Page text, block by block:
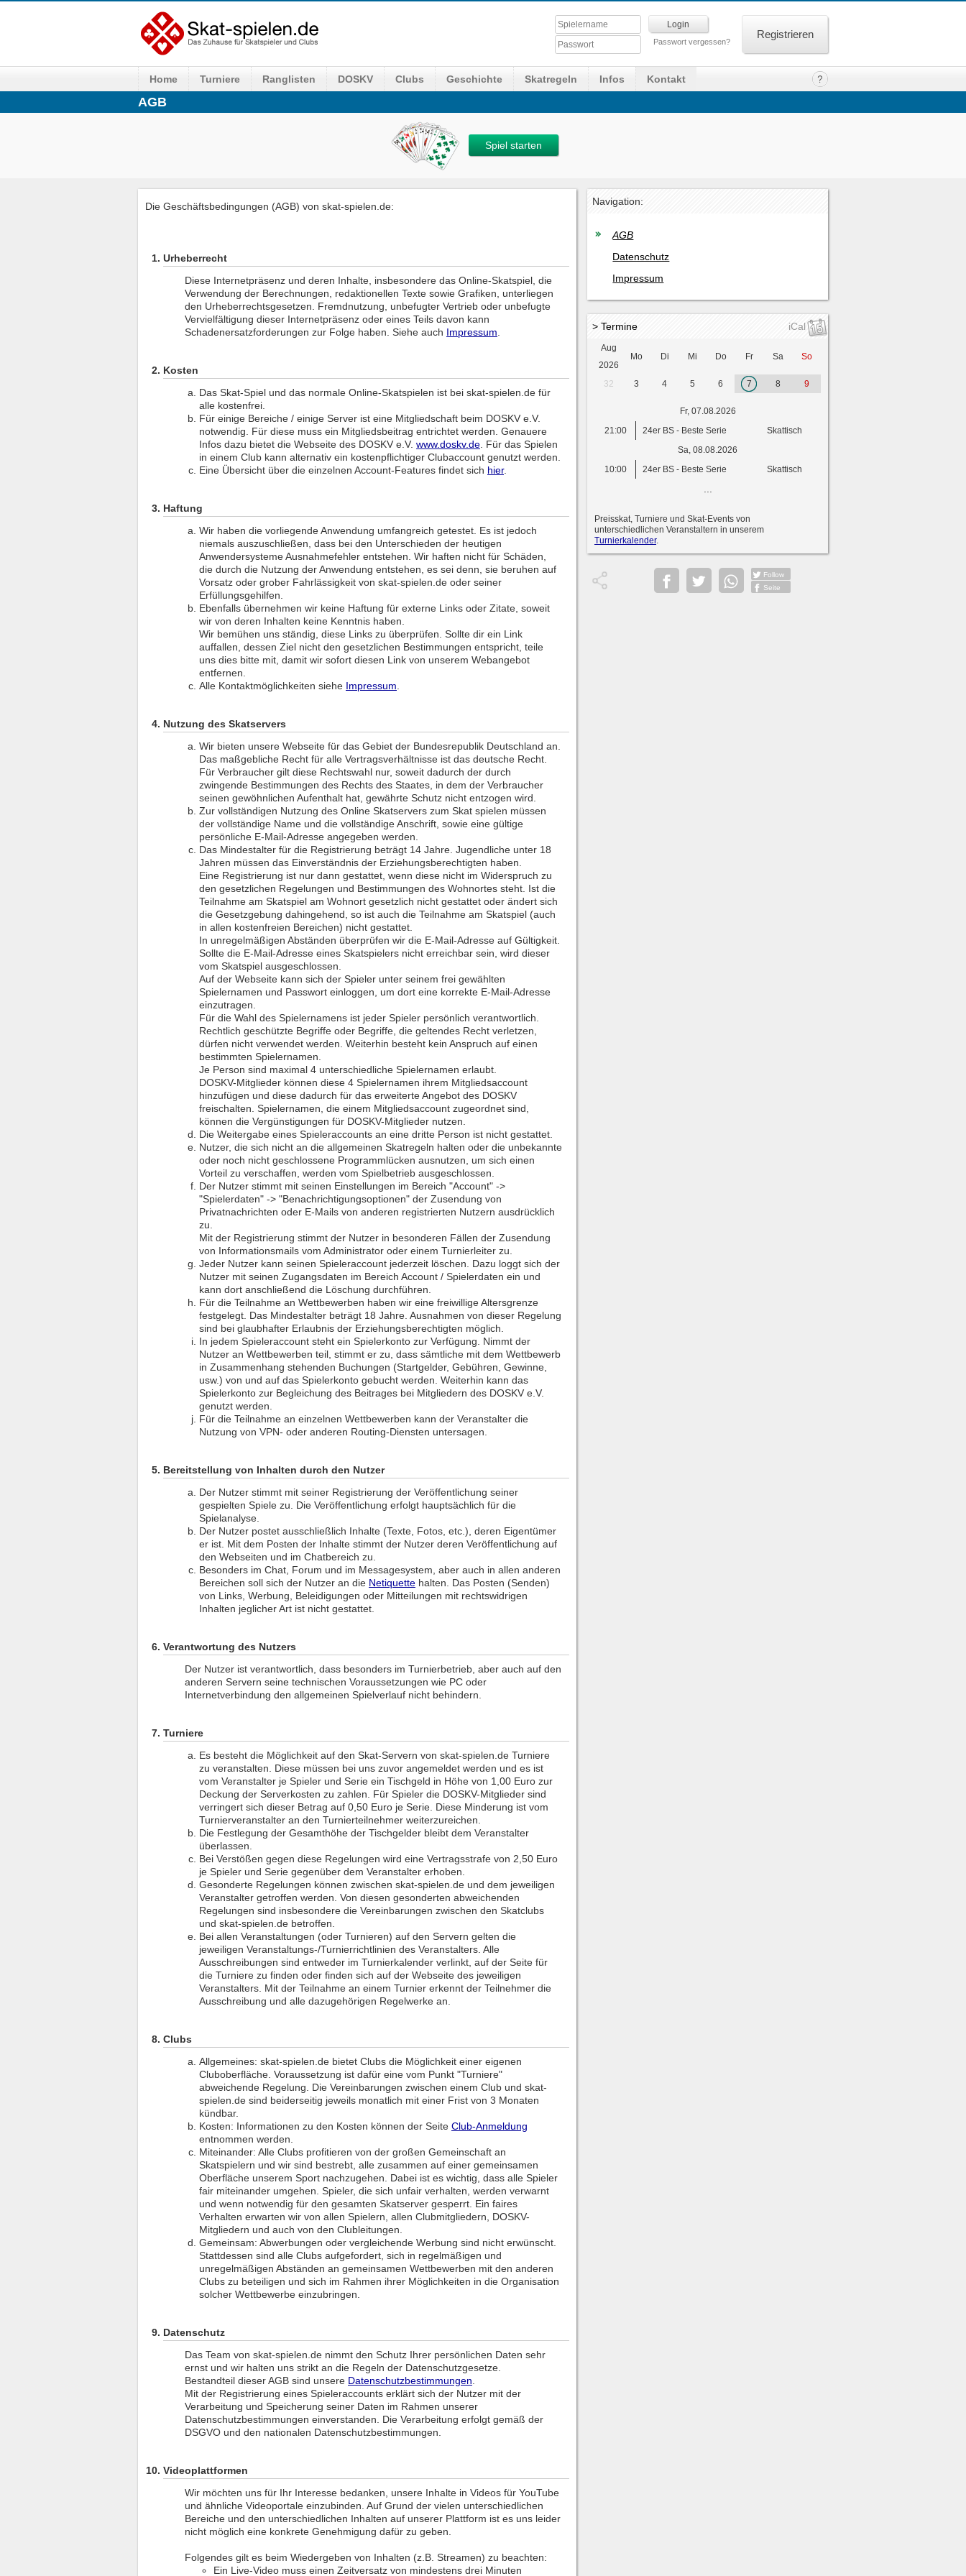
Passwort vergessen?
Registrieren
Home Turniere Ranglisten DOSKV Clubs Geschichte Skatregeln Infos Kontakt
AGB
Spiel starten
Die Geschäftsbedingungen (AGB) von skat-spielen.de:
Urheberrecht
Diese Internetpräsenz und deren Inhalte, insbesondere das Online-Skatspiel, die
Verwendung der Berechnungen, redaktionellen Texte sowie Grafiken, unterliegen
den Urheberrechtsgesetzen. Fremdnutzung, unbefugter Vertrieb oder unbefugte
Vervielfältigung dieser Internetpräsenz oder eines Teils davon kann
Schadenersatzforderungen zur Folge haben. Siehe auch Impressum
Kosten
Das Skat-Spiel und das normale Online-Skatspielen ist bei skat-spielen.de für
alle kostenfrei.
Für einige Bereiche / einige Server ist eine Mitgliedschaft beim DOSKV e.V.
notwendig. Für diese muss ein Mitgliedsbeitrag entrichtet werden. Genauere
Infos dazu bietet die Webseite des DOSKV e.V. www.doskv.de . Für das Spielen
in einem Club kann alternativ ein kostenpflichtiger Clubaccount genutzt werden.
Eine Übersicht über die einzelnen Account-Features findet sich hier.
Haftung
Wir haben die vorliegende Anwendung umfangreich getestet. Es ist jedoch
niemals auszuschließen, dass bei den Unterschieden der heutigen
Anwendersysteme Ausnahmefehler entstehen. Wir haften nicht für Schäden,
die durch die Nutzung der Anwendung entstehen, es sei denn, sie beruhen auf
Vorsatz oder grober Fahrlässigkeit von skat-spielen.de oder seiner
Erfüllungsgehilfen.
Ebenfalls übernehmen wir keine Haftung für externe Links oder Zitate, soweit
wir von deren Inhalten keine Kenntnis haben.
Wir bemühen uns ständig, diese Links zu überprüfen. Sollte dir ein Link
auffallen, dessen Ziel nicht den gesetzlichen Bestimmungen entspricht, teile
uns dies bitte mit, damit wir sofort diesen Link von unserem Webangebot
entfernen.
Alle Kontaktmöglichkeiten siehe Impressum
Nutzung des Skatservers
Wir bieten unsere Webseite für das Gebiet der Bundesrepublik Deutschland an.
Das maßgebliche Recht für alle Vertragsverhältnisse ist das deutsche Recht.
Für Verbraucher gilt diese Rechtswahl nur, soweit dadurch der durch
zwingende Bestimmungen des Rechts des Staates, in dem der Verbraucher
seinen gewöhnlichen Aufenthalt hat, gewährte Schutz nicht entzogen wird.
Zur vollständigen Nutzung des Online Skatservers zum Skat spielen müssen
der vollständige Name und die vollständige Anschrift, sowie eine gültige
persönliche E-Mail-Adresse angegeben werden.
Das Mindestalter für die Registrierung beträgt 14 Jahre. Jugendliche unter 18
Jahren müssen das Einverständnis der Erziehungsberechtigten haben.
Eine Registrierung ist nur dann gestattet, wenn diese nicht im Widerspruch zu
den gesetzlichen Regelungen und Bestimmungen des Wohnortes steht. Ist die
Teilnahme am Skatspiel am Wohnort gesetzlich nicht gestattet oder ändert sich
die Gesetzgebung dahingehend, so ist auch die Teilnahme am Skatspiel (auch
in allen kostenfreien Bereichen) nicht gestattet.
In unregelmäßigen Abständen überprüfen wir die E-Mail-Adresse auf Gültigkeit.
Sollte die E-Mail-Adresse eines Skatspielers nicht erreichbar sein, wird dieser
vom Skatspiel ausgeschlossen.
Auf der Webseite kann sich der Spieler unter seinem frei gewählten
Spielernamen und Passwort einloggen, um dort eine korrekte E-Mail-Adresse
einzutragen.
Für die Wahl des Spielernamens ist jeder Spieler persönlich verantwortlich.
Rechtlich geschützte Begriffe oder Begriffe, die geltendes Recht verletzen,
dürfen nicht verwendet werden. Weiterhin besteht kein Anspruch auf einen
bestimmten Spielernamen.
Je Person sind maximal 4 unterschiedliche Spielernamen erlaubt.
DOSKV-Mitglieder können diese 4 Spielernamen ihrem Mitgliedsaccount
hinzufügen und diese dadurch für das erweiterte Angebot des DOSKV
freischalten. Spielernamen, die einem Mitgliedsaccount zugeordnet sind,
können die Vergünstigungen für DOSKV-Mitglieder nutzen.
Die Weitergabe eines Spieleraccounts an eine dritte Person ist nicht gestattet.
Nutzer, die sich nicht an die allgemeinen Skatregeln halten oder die unbekannte
oder noch nicht geschlossene Programmlücken ausnutzen, um sich einen
Vorteil zu verschaffen, werden vom Spielbetrieb ausgeschlossen.
Der Nutzer stimmt mit seinen Einstellungen im Bereich "Account" ->
"Spielerdaten" -> "Benachrichtigungsoptionen" der Zusendung von
Privatnachrichten oder E-Mails von anderen registrierten Nutzern ausdrücklich
zu.
Mit der Registrierung stimmt der Nutzer in besonderen Fällen der Zusendung
von Informationsmails vom Administrator oder einem Turnierleiter zu.
Jeder Nutzer kann seinen Spieleraccount jederzeit löschen. Dazu loggt sich der
Nutzer mit seinen Zugangsdaten im Bereich Account / Spielerdaten ein und
kann dort anschließend die Löschung durchführen.
Für die Teilnahme an Wettbewerben haben wir eine freiwillige Altersgrenze
festgelegt. Das Mindestalter beträgt 18 Jahre. Ausnahmen von dieser Regelung
sind bei glaubhafter Erlaubnis der Erziehungsberechtigten möglich.
In jedem Spieleraccount steht ein Spielerkonto zur Verfügung. Nimmt der
Nutzer an Wettbewerben teil, stimmt er zu, dass sämtliche mit dem Wettbewerb
in Zusammenhang stehenden Buchungen (Startgelder, Gebühren, Gewinne,
usw.) von und auf das Spielerkonto gebucht werden. Weiterhin kann das
Spielerkonto zur Begleichung des Beitrages bei Mitgliedern des DOSKV e.V.
genutzt werden.
Für die Teilnahme an einzelnen Wettbewerben kann der Veranstalter die
Nutzung von VPN- oder anderen Routing-Diensten untersagen.
Bereitstellung von Inhalten durch den Nutzer
Der Nutzer stimmt mit seiner Registrierung der Veröffentlichung seiner
gespielten Spiele zu. Die Veröffentlichung erfolgt hauptsächlich für die
Spielanalyse.
Der Nutzer postet ausschließlich Inhalte (Texte, Fotos, etc.), deren Eigentümer
er ist. Mit dem Posten der Inhalte stimmt der Nutzer deren Veröffentlichung auf
den Webseiten und im Chatbereich zu.
Besonders im Chat, Forum und im Messagesystem, aber auch in allen anderen
Bereichen soll sich der Nutzer an die Netiquette halten. Das Posten (Senden)
von Links, Werbung, Beleidigungen oder Mitteilungen mit rechtswidrigen
Inhalten jeglicher Art ist nicht gestattet.
Verantwortung des Nutzers
Der Nutzer ist verantwortlich, dass besonders im Turnierbetrieb, aber auch auf den
anderen Servern seine technischen Voraussetzungen wie PC oder
Internetverbindung den allgemeinen Spielverlauf nicht behindern.
Turniere
Es besteht die Möglichkeit auf den Skat-Servern von skat-spielen.de Turniere
zu veranstalten. Diese müssen bei uns zuvor angemeldet werden und es ist
vom Veranstalter je Spieler und Serie ein Tischgeld in Höhe von 1,00 Euro zur
Deckung der Serverkosten zu zahlen. Für Spieler die DOSKV-Mitglieder sind
verringert sich dieser Betrag auf 0,50 Euro je Serie. Diese Minderung ist vom
Turnierveranstalter an den Turnierteilnehmer weiterzureichen.
Die Festlegung der Gesamthöhe der Tischgelder bleibt dem Veranstalter
überlassen.
Bei Verstößen gegen diese Regelungen wird eine Vertragsstrafe von 2,50 Euro
je Spieler und Serie gegenüber dem Veranstalter erhoben.
Gesonderte Regelungen können zwischen skat-spielen.de und dem jeweiligen
Veranstalter getroffen werden. Von diesen gesonderten abweichenden
Regelungen sind insbesondere die Vereinbarungen zwischen den Skatclubs
und skat-spielen.de betroffen.
Bei allen Veranstaltungen (oder Turnieren) auf den Servern gelten die
jeweiligen Veranstaltungs-/Turnierrichtlinien des Veranstalters. Alle
Ausschreibungen sind entweder im Turnierkalender verlinkt, auf der Seite für
die Turniere zu finden oder finden sich auf der Webseite des jeweiligen
Veranstalters. Mit der Teilnahme an einem Turnier erkennt der Teilnehmer die
Ausschreibung und alle dazugehörigen Regelwerke an.
Clubs
Allgemeines: skat-spielen.de bietet Clubs die Möglichkeit einer eigenen
Cluboberfläche. Voraussetzung ist dafür eine vom Punkt "Turniere"
abweichende Regelung. Die Vereinbarungen zwischen einem Club und skat-
spielen.de sind beiderseitig jeweils monatlich mit einer Frist von 3 Monaten
kündbar.
Kosten: Informationen zu den Kosten können der Seite Club-Anmeldung
entnommen werden.
Miteinander: Alle Clubs profitieren von der großen Gemeinschaft an
Skatspielern und wir sind bestrebt, alle zusammen auf einer gemeinsamen
Oberfläche unserem Sport nachzugehen. Dabei ist es wichtig, dass alle Spieler
fair miteinander umgehen. Spieler, die sich unfair verhalten, werden verwarnt
und wenn notwendig für den gesamten Skatserver gesperrt. Ein faires
Verhalten erwarten wir von allen Spielern, allen Clubmitgliedern, DOSKV-
Mitgliedern und auch von den Clubleitungen.
Gemeinsam: Abwerbungen oder vergleichende Werbung sind nicht erwünscht.
Stattdessen sind alle Clubs aufgefordert, sich in regelmäßigen und
unregelmäßigen Abständen an gemeinsamen Wettbewerben mit den anderen
Clubs zu beteiligen und sich im Rahmen ihrer Möglichkeiten in die Organisation
solcher Wettbewerbe einzubringen.
Datenschutz
Das Team von skat-spielen.de nimmt den Schutz Ihrer persönlichen Daten sehr
ernst und wir halten uns strikt an die Regeln der Datenschutzgesetze.
Bestandteil dieser AGB sind unsere Datenschutzbestimmungen
Mit der Registrierung eines Spieleraccounts erklärt sich der Nutzer mit der
Verarbeitung und Speicherung seiner Daten im Rahmen unserer
Datenschutzbestimmungen einverstanden. Die Verarbeitung erfolgt gemäß der
DSGVO und den nationalen Datenschutzbestimmungen.
Videoplattformen
Wir möchten uns für Ihr Interesse bedanken, unsere Inhalte in Videos für YouTube
und ähnliche Videoportale einzubinden. Auf Grund der vielen unterschiedlichen
Bereiche und den unterschiedlichen Inhalten auf unserer Plattform ist es uns leider
nicht möglich eine konkrete Genehmigung dafür zu geben.
Folgendes gilt es beim Wiedergeben von Inhalten (z.B. Streamen) zu beachten:
Ein Live-Video muss einen Zeitversatz von mindestens drei Minuten
Navigation:
AGB
Datenschutz
Impressum
> Termine iCal
Aug
2026
Mo Di Mi Do Fr Sa So
32 3 4 5 6 7 8 9
Fr, 07.08.2026
21:00
24er BS - Beste Serie
Skattisch
Sa, 08.08.2026
10:00
24er BS - Beste Serie Skattisch
Preisskat, Turniere und Skat-Events von
unterschiedlichen Veranstaltern in unserem
Turnierkalender.
Follow
Seite